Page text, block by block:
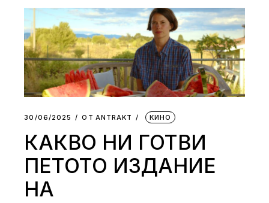
30/06/2025 ОТ АNTRAKT КИНО
КАКВО НИ ГОТВИ
ПЕТОТО ИЗДАНИЕ
НА